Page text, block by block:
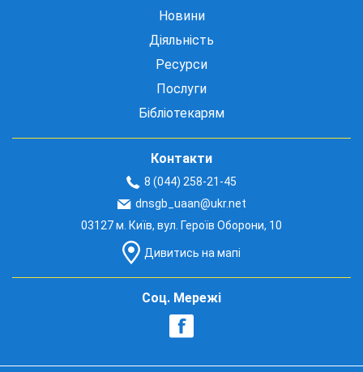
Новини
Діяльність
Ресурси
Послуги
Бібліотекарям
Контакти
8 (044) 258-21-45
dnsgb_uaan@ukr.net
03127 м. Київ, вул. Героїв Оборони, 10
Дивитись на мапі
Соц. Мережі